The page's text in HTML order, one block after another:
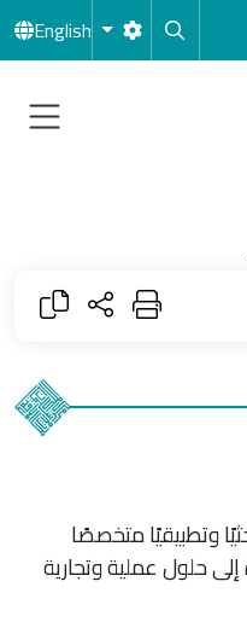
English
وتطبيقيًا متخصصًا
حلول عملية وتجارية